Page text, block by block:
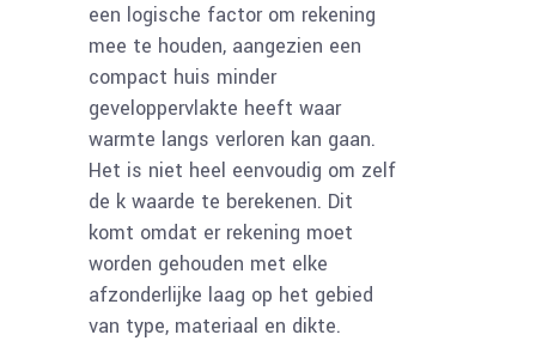
een logische factor om rekening
mee te houden, aangezien een
compact huis minder
geveloppervlakte heeft waar
warmte langs verloren kan gaan.
Het is niet heel eenvoudig om zelf
de k waarde te berekenen. Dit
komt omdat er rekening moet
worden gehouden met elke
afzonderlijke laag op het gebied
van type, materiaal en dikte.